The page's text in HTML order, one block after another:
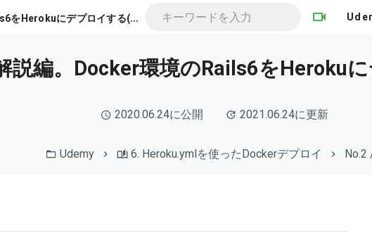
h
eroku.yml解説編。Docker環境のRails6をHerokuにデプロイする(1/2)
説編。Docker環境のRails6をHeroku
2020.06.24に公開 2021.06.24に更新
Udemy 6. Heroku.ymlを使ったDockerデプロイ No.2